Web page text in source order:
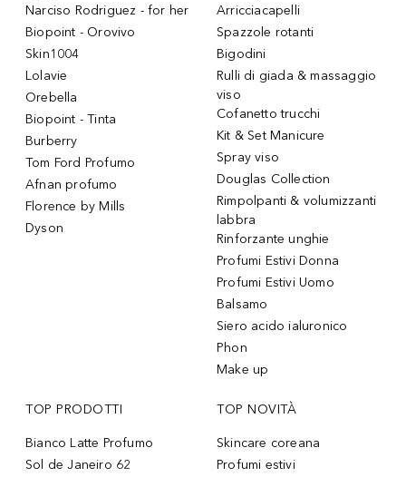
Narciso Rodriguez - for her
Biopoint - Orovivo
Skin1004
Lolavie
Orebella
Biopoint - Tinta
Burberry
Tom Ford Profumo
Afnan profumo
Florence by Mills
Dyson
Arricciacapelli
Spazzole rotanti
Bigodini
Rulli di giada & massaggio
viso
Cofanetto trucchi
Kit & Set Manicure
Spray viso
Douglas Collection
Rimpolpanti & volumizzanti
labbra
Rinforzante unghie
Profumi Estivi Donna
Profumi Estivi Uomo
Balsamo
Siero acido ialuronico
Phon
Make up
TOP PRODOTTI
Bianco Latte Profumo
Sol de Janeiro 62
TOP NOVITÀ
Skincare coreana
Profumi estivi